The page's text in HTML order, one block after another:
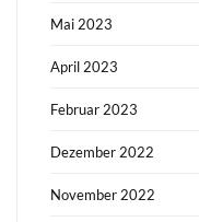
Mai 2023
April 2023
Februar 2023
Dezember 2022
November 2022